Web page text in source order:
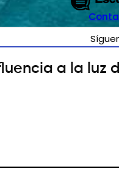
a la luz